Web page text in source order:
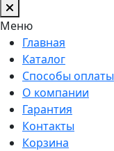
Меню
Главная
Каталог
Способы оплаты
О компании
Гарантия
Контакты
Корзина